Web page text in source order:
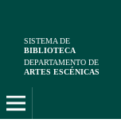
SISTEMA DE
BIBLIOTECA
DEPARTAMENTO DE
ARTES ESCÉNICAS